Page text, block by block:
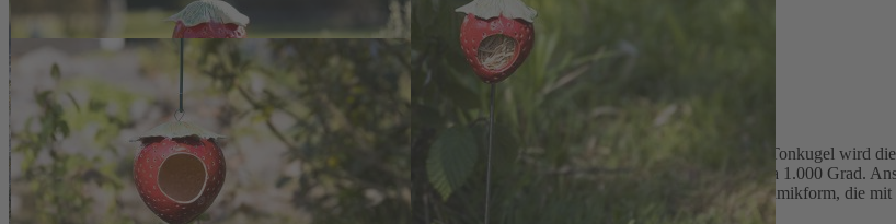
Beschreibung
Handgetöpfertes Insektenhaus in Erdbeerform
Das Insektenhaus Erdbeere entsteht in sorgfältiger Handarbeit in einer Keramikwerkstatt in Bayern. Aus einer Tonkugel wird
mit flüssigem Ton dauerhaft verbunden. Nach einer dreitägigen Trocknungsphase folgt der erste Brand bei etwa 1.000 Grad.
Grün überzogen und bei rund 1.200 Grad ein zweites Mal gebrannt. So entsteht eine frostfeste, langlebige Keramikform, die
im Kübel einen markanten, zugleich natürlichen Akzent.